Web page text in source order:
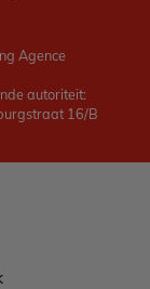
Agence
autoriteit:
16/B